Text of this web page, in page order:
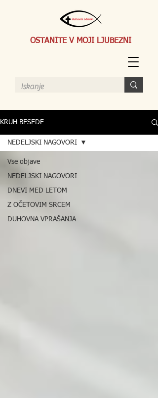
OSTANITE V MOJI LJUBEZNI
KRUH BESEDE
Vse objave
NEDELJSKI NAGOVORI
DNEVI MED LETOM
Z OČETOVIM SRCEM
DUHOVNA VPRAŠANJA
NEDELJSKI NAGOVORI